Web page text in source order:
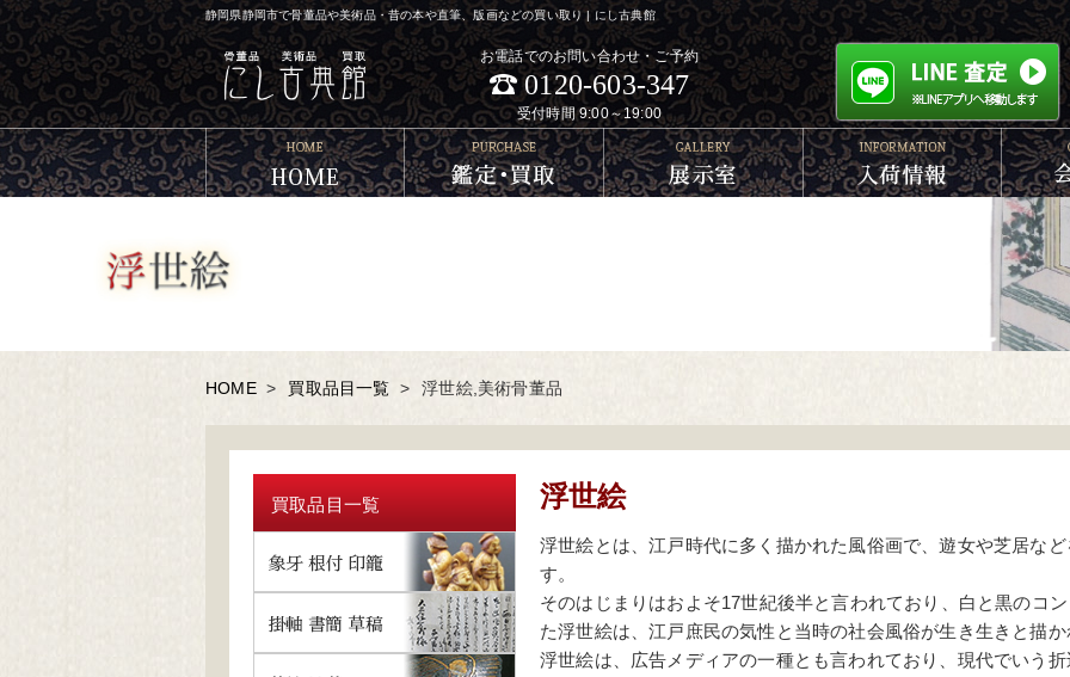
静岡県静岡市で骨董品や美術品・昔の本や直筆、版画などの買い取り | にし古典館
お電話でのお問い合わせ・ご予約
0120-603-347
受付時間 9:00～19:00
HOME> 買取品目一覧 > 浮世絵,美術骨董品
買取品目一覧 浮世絵
浮世絵とは、江戸時代に多く描かれた風俗画で、遊女や芝居な
す。
そのはじまりはおよそ17世紀後半と言われており、白と黒のコ
た浮世絵は、江戸庶民の気性と当時の社会風俗が生き生きと描
浮世絵は、広告メディアの一種とも言われており、現代でいう